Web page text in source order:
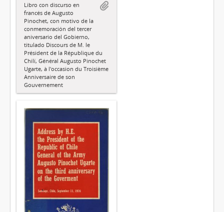
Libro con discurso en
francés de Augusto
Pinochet, con motivo de la
conmemoración del tercer
aniversario del Gobierno,
titulado Discours de M. le
Président de la République du
Chilí, Général Augusto Pinochet
Ugarte, à l'occasion du Troisième
Anniversaire de son
Gouvernement